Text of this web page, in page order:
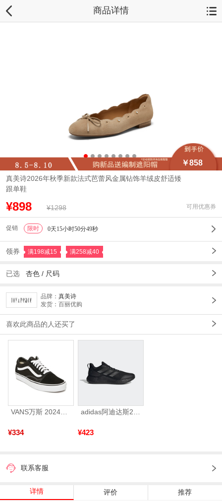
商品详情
￥858
真美诗2026年秋季新款法式芭蕾风金属钻饰羊绒皮舒适矮
跟单鞋
¥898 ¥1298 可用优惠券
促销 限时 0天15小时50分49秒
领券 满198减15 满258减40
已选 杏色 / 尺码
品牌： 真美诗
发货：百丽优购
喜欢此商品的人还买了
VANS万斯 2024年新款中性OldSkool帆布鞋/硫化鞋VN000D3HY28（延续款）
¥334
adidas阿迪达斯2025中性edge gamedaySPW FTW-跑步GW2499
¥423
联系客服
详情 评价 推荐